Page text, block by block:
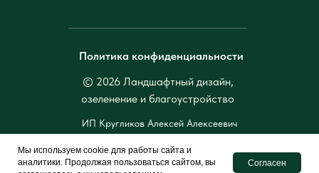
Мы используем cookie для работы сайта и
аналитики. Продолжая пользоваться сайтом, вы
Согласен
© 2026 Ландшафтный дизайн,
озеленение и благоустройство
Политика конфиденциальности
ИП Кругликов Алексей Алексеевич
781427031429